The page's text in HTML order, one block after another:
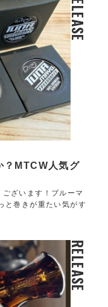
RELEASE
？MTCW人気グ
ざいます！ブルーマ
と巻きが重たい気がす
RELEASE